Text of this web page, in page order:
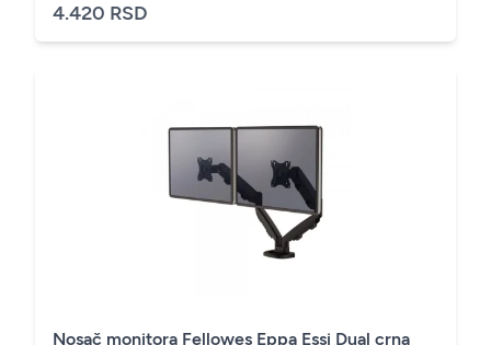
4.420 RSD
Nosač monitora Fellowes Eppa Essi Dual crna